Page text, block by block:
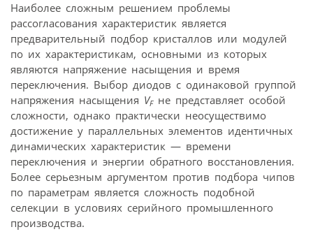
Наиболее сложным решением проблемы
рассогласования характеристик является
предварительный подбор кристаллов или модулей
по их характеристикам, основными из которых
являются напряжение насыщения и время
переключения. Выбор диодов с одинаковой группой
напряжения насыщения VFне представляет особой
сложности, однако практически неосуществимо
достижение у параллельных элементов идентичных
динамических характеристик — времени
переключения и энергии обратного восстановления.
Более серьезным аргументом против подбора чипов
по параметрам является сложность подобной
селекции в условиях серийного промышленного
производства.